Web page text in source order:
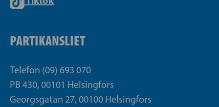
PARTIKANSLIET
Telefon (09) 693 070
PB 430, 00101 Helsingfors
Georgsgatan 27, 00100 Helsingfors